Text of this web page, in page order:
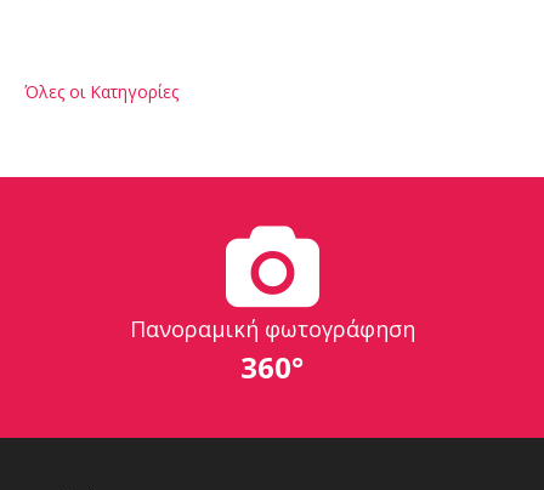
Όλες οι Κατηγορίες
Πανοραμική φωτογράφηση
360°